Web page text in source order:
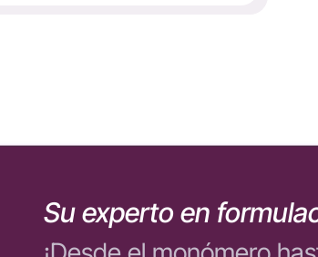
Su experto en